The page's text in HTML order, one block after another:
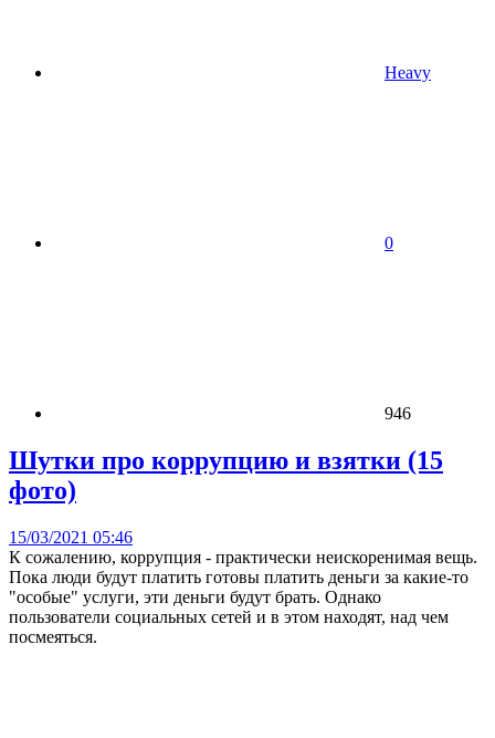
Heavy
0
946
Шутки про коррупцию и взятки (15
фото)
15/03/2021 05:46
К сожалению, коррупция - практически неискоренимая вещь.
Пока люди будут платить готовы платить деньги за какие-то
"особые" услуги, эти деньги будут брать. Однако
пользователи социальных сетей и в этом находят, над чем
посмеяться.